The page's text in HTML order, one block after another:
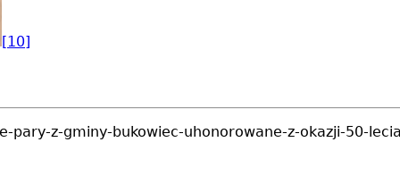
[10]
pary-z-gminy-bukowiec-uhonorowane-z-okazji-50-